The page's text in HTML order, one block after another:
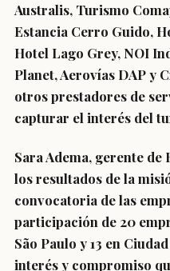
Australis, Turismo
Estancia Cerro Guido,
Hotel Lago Grey, NOI
Planet, Aerovías DAP y
otros prestadores de
capturar el interés del
Sara Adema, gerente
los resultados de la
convocatoria de las
participación de 20
São Paulo y 13 en
interés y compromiso